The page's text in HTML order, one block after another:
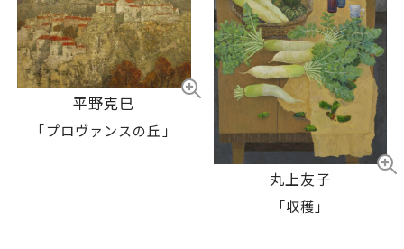
平野克巳
「プロヴァンスの丘」
丸上友子
「収穫」